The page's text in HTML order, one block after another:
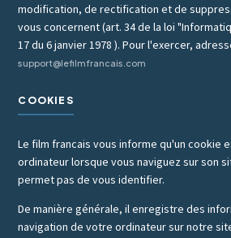
modification, de rectification et de
vous concernent (art. 34 de la loi
17 du 6 janvier 1978 ). Pour l'exercer,
support@lefilmfrancais.com
COOKIES
Le film francais vous informe qu'un cookie
ordinateur lorsque vous naviguez sur son
permet pas de vous identifier.
De manière générale, il enregistre des
navigation de votre ordinateur sur notre